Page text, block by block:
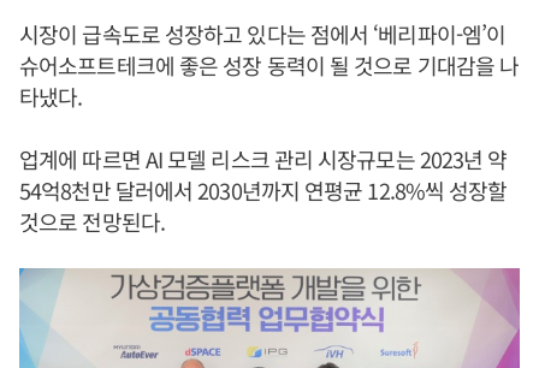
시장이 급속도로 성장하고 있다는 점에서 ‘베리파이-엠’이
슈어소프트테크에 좋은 성장 동력이 될 것으로 기대감을 나
타냈다.
업계에 따르면 AI 모델 리스크 관리 시장규모는 2023년 약
54억8천만 달러에서 2030년까지 연평균 12.8%씩 성장할
것으로 전망된다.